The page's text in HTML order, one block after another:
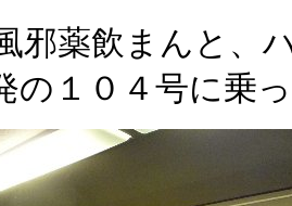
邪薬飲まんと、
の１０４号に乗